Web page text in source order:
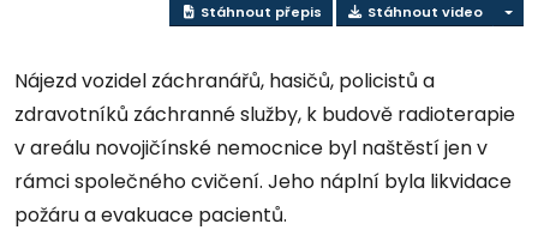
Stáhnout přepis Stáhnout video
Nájezd vozidel záchranářů, hasičů, policistů a
zdravotníků záchranné služby, k budově radioterapie
v areálu novojičínské nemocnice byl naštěstí jen v
rámci společného cvičení. Jeho náplní byla likvidace
požáru a evakuace pacientů.